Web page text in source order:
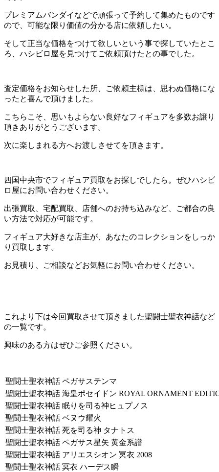
プレミアムバンダイなどで頑張って予約して集めたものです
ので、可能な限り価値の分かる店に依頼したい。
そして正当な価格をつけて欲しいという事で探していたとこ
ろ、ハシビロ屋を見つけてご依頼頂けたとの事でした。
査定価格をお知らせした所、ご依頼主様は、思わぬ価格にな
ったと喜んで頂けました。
こちらこそ、思いもよらない良好なフィギュアを多数お譲り
頂きありがとうございます。
次に楽しまれる方へお渡しさせてを頂きます。
四国中央市でフィギュア買取をお探しでしたら。ぜひハシビ
ロ屋にお問い合わせください。
出張買取、宅配買取、店舗へのお持ち込みなど、ご都合の良
い方法で対応が可能です。
フィギュア大好きな店主が、あなたのコレクションをしっか
り買取します。
お見積り、ご相談などお気軽にお問い合わせください。
これより下は今回買取させて頂きました聖闘士聖衣神話など
の一覧です。
興味のある方はぜひご参照ください。
聖闘士聖衣神話 ペガサステンマ
聖闘士聖衣神話 海皇ポセイドン ROYAL ORNAMENT
聖闘士聖衣神話 眠りを司る神ヒュプノス
聖闘士聖衣神話 ベヌウ耀火
聖闘士聖衣神話 死を司る神 タナトス
聖闘士聖衣神話 ペガサス星矢 黄金系譜
聖闘士聖衣神話 アリエスシオン 冥衣 2008
聖闘士聖衣神話 冥衣 ハーデス瞬